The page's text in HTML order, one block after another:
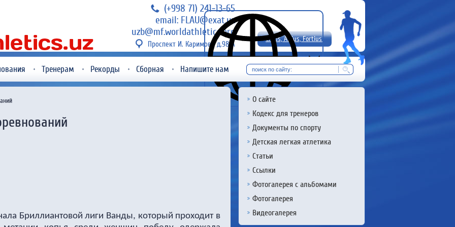
(+998 71) 241-13-65
email: FLAU@exat.uz
uzb@mf.worldathletics.org
Проспект И. Каримова д.98 А
Citius, Altius, Fortius!
RU
Тренерам Рекорды Сборная Напишите нам
О сайте
Кодекс для тренеров
Документы по спорту
Детская легкая атлетика
Статьи
Ссылки
Фотогалерея с альбомами
Фотогалерея
Видеогалерея
Бриллиантовой лиги Ванды, который проходит в